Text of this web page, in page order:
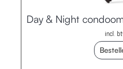
Day & Night
incl.